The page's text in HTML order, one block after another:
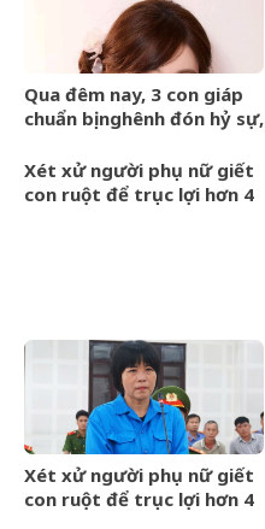
Qua đêm nay, 3 con giáp
chuẩn bị nghênh đón hỷ sự,
hương hóa Rồng hóa
Phượng
Xét xử người phụ nữ giết
con ruột để trục lợi hơn 4
Xét xử người phụ nữ giết
con ruột để trục lợi hơn 4